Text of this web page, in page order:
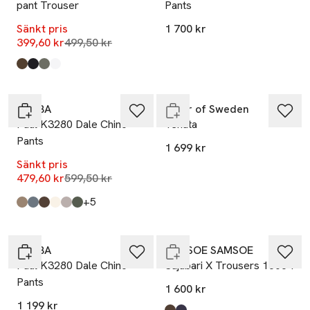
pant Trouser
Sänkt pris
399,60 krLägsta pris 30 dagar
499,50 kr
Produkten finns i färgerna:
Wren,
Black Beauty
Agave Green
Snow White
Pants
1 700 kr
GABBA
Paul K3280 Dale Chino
Pants
Sänkt pris
479,60 krLägsta pris 30 dagar
599,50 kr
Produkten finns i färgerna:
Sand,
Blue,
Crocodile,
White,
Grey Paloma,
Army, +5
Tiger of Sweden
Tenuta
1 699 kr
GABBA
Paul K3280 Dale Chino
Pants
1 199 kr
SAMSOE SAMSOE
Sajabari X Trousers 16064
1 600 kr